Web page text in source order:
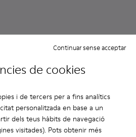
de cookies
i de tercers per a fins analítics
personalitzada en base a un
dels teus hàbits de navegació
visitades). Pots obtenir més
Continuar sense acceptar
- Bota de pell de color negre per
009 - Brown
- K300419-002 - Bota de pell de
Camaleon - K300419-002 -
Camaleon -Camaleon -